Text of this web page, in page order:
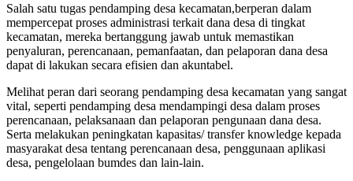
Salah satu tugas pendamping desa kecamatan,berperan dalam
mempercepat proses administrasi terkait dana desa di tingkat
kecamatan, mereka bertanggung jawab untuk memastikan
penyaluran, perencanaan, pemanfaatan, dan pelaporan dana desa
dapat di lakukan secara efisien dan akuntabel.
Melihat peran dari seorang pendamping desa kecamatan yang sangat
vital, seperti pendamping desa mendampingi desa dalam proses
perencanaan, pelaksanaan dan pelaporan pengunaan dana desa.
Serta melakukan peningkatan kapasitas/ transfer knowledge kepada
masyarakat desa tentang perencanaan desa, penggunaan aplikasi
desa, pengelolaan bumdes dan lain-lain.